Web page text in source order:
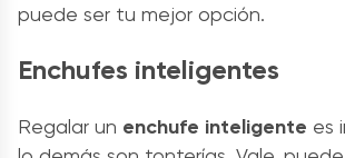
puede ser tu mejor opción.
Enchufes inteligentes
Regalar un enchufe inteligente es